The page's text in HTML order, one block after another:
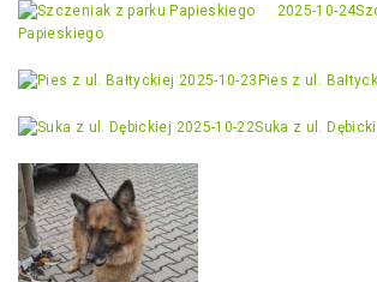
2025-10-24
Papieskiego
2025-10-23 Pies z ul.
2025-10-22Suka z ul.